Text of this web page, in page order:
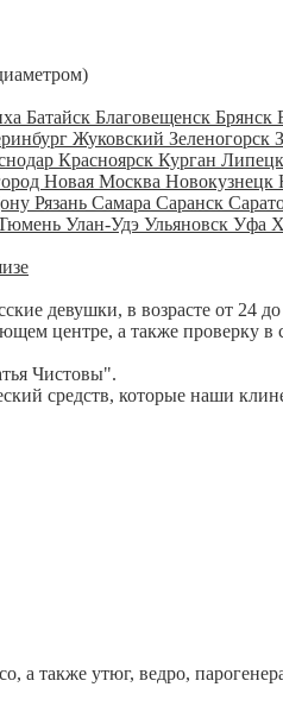
Батайск Благовещенск Брянск
Жуковский Зеленогорск
Красноярск Курган Липецк
Новая Москва Новокузнецк
Рязань Самара Саранск
Улан-Удэ Ульяновск Уфа
девушки, в возрасте от 24 до
центре, а также проверку в
Чистовы".
средств, которые наши
а также утюг, ведро,